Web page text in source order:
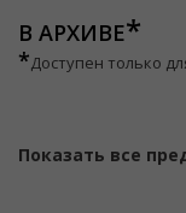
В АРХИВЕ
*Доступен только
Показать все